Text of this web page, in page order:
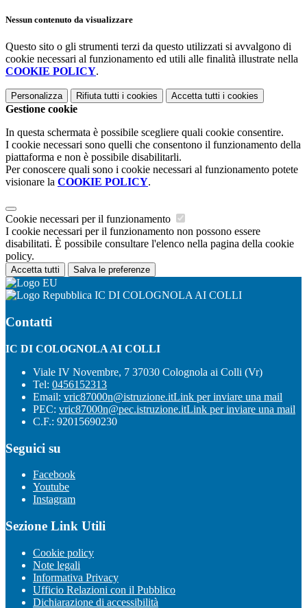
Nessun contenuto da visualizzare
Questo sito o gli strumenti terzi da questo utilizzati si avvalgono di
cookie necessari al funzionamento ed utili alle finalità illustrate nella
COOKIE POLICY.
Personalizza Rifiuta tutti i cookies Accetta tutti i cookies
Gestione cookie
In questa schermata è possibile scegliere quali cookie consentire.
I cookie necessari sono quelli che consentono il funzionamento della
piattaforma e non è possibile disabilitarli.
Per conoscere quali sono i cookie necessari al funzionamento potete
visionare la COOKIE POLICY.
Cookie necessari per il funzionamento
I cookie necessari per il funzionamento non possono essere
disabilitati. È possibile consultare l'elenco nella pagina della cookie
policy.
Accetta tutti Salva le preferenze
IC DI COLOGNOLA AI COLLI
Contatti
IC DI COLOGNOLA AI COLLI
Viale IV Novembre, 7 37030 Colognola ai Colli (Vr)
Tel: 0456152313
Email: vric87000n@istruzione.itLink per inviare una mail
PEC: vric87000n@pec.istruzione.itLink per inviare una mail
C.F.: 92015690230
Seguici su
Facebook
Youtube
Instagram
Sezione Link Utili
Cookie policy
Note legali
Informativa Privacy
Ufficio Relazioni con il Pubblico
Dichiarazione di accessibilità